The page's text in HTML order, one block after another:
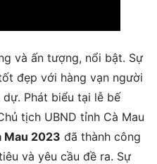
và ấn tượng, nổi bật. Sự
đẹp với hàng vạn người
Phát biểu tại lễ bế
tịch UBND tỉnh Cà Mau
Mau 2023 đã thành công
và yêu cầu đề ra. Sự